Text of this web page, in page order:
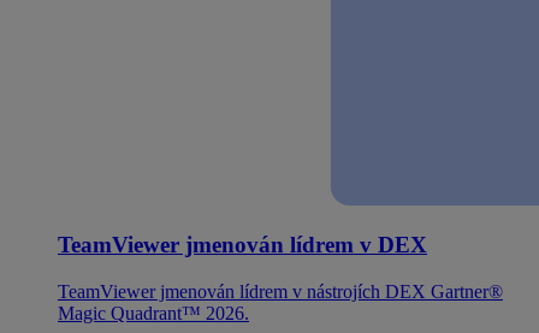
TeamViewer jmenován lídrem v DEX
TeamViewer jmenován lídrem v nástrojích DEX Gartner®
Magic Quadrant™ 2026.